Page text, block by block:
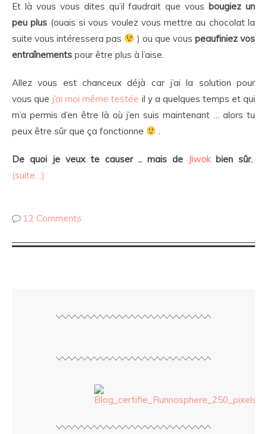
Et là vous vous dites qu’il faudrait que vousbougiez un
peu plus (ouais si vous voulez vous mettre au chocolat la
suite vous intéressera pas
) ou que vous peaufiniez vos
entraînements pour être plus à l’aise.
Allez vous est chanceux déjà car j’ai la solution pour
vous que j’ai moi même testée il y a quelques temps et qui
m’a permis d’en être là où j’en suis maintenant … alors tu
peux être sûr que ça fonctionne
.
De quoi je veux te causer .. mais de Jiwok bien sûr.
(suite…)
12 Comments